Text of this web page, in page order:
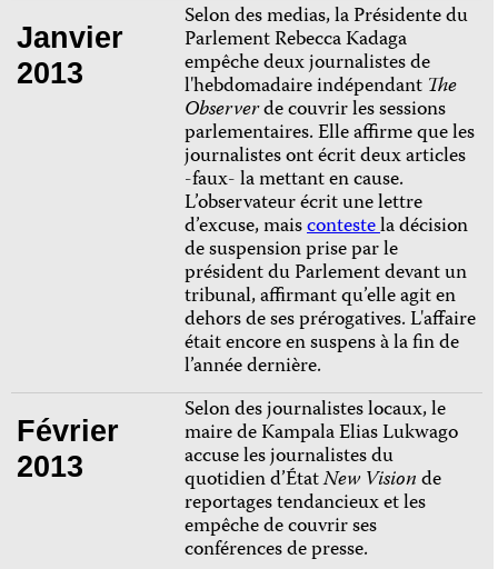
Janvier
2013
Selon des medias, la Présidente du
Parlement Rebecca Kadaga
empêche deux journalistes de
l'hebdomadaire indépendant The
Observerde couvrir les sessions
parlementaires. Elle affirme que les
journalistes ont écrit deux articles
-faux- la mettant en cause.
L’observateur écrit une lettre
d’excuse, maiscontestela décision
de suspension prise par le
président du Parlement devant un
tribunal, affirmant qu’elle agit en
dehors de ses prérogatives. L'affaire
était encore en suspens à la fin de
l’année dernière.
Février
2013
Selon des journalistes locaux, le
maire de Kampala Elias Lukwago
accuse les journalistes du
quotidien d’ÉtatNew Visionde
reportages tendancieux et les
empêche de couvrir ses
conférences de presse.